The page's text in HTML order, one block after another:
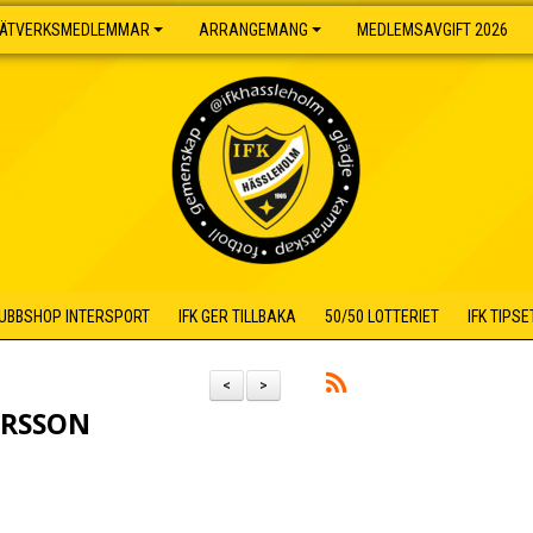
ARRANGEMANG MEDLEMSAVGIFT 2026
INTERSPORT IFK GER TILLBAKA 50/50 LOTTERIET IFK
>
<